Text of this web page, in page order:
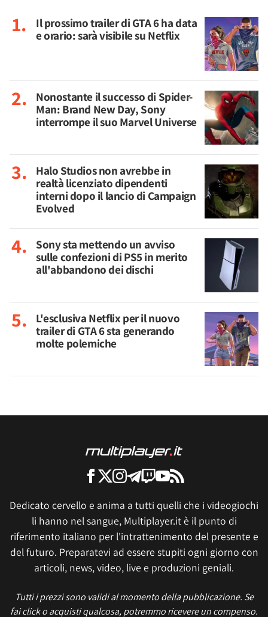
Il prossimo trailer di GTA 6 ha data
e orario: sarà visibile su Netflix
Nonostante il successo di Spider-
Man: Brand New Day, Sony
interrompe il suo Marvel Universe
Halo Studios non avrebbe in
realtà licenziato dipendenti
interni dopo il lancio di Campaign
Evolved
Sony sta mettendo un avviso
sulle confezioni di PS5 in merito
all'abbandono dei dischi
L'esclusiva Netflix per il nuovo
trailer di GTA 6 sta generando
molte polemiche
Dedicato cervello e anima a tutti quelli che i videogiochi
li hanno nel sangue, Multiplayer.it è il punto di
riferimento italiano per l'intrattenimento del presente e
del futuro. Preparatevi ad essere stupiti ogni giorno con
articoli, news, video, live e produzioni geniali.
Tutti i prezzi sono validi al momento della pubblicazione. Se
fai click o acquisti qualcosa, potremmo ricevere un compenso.